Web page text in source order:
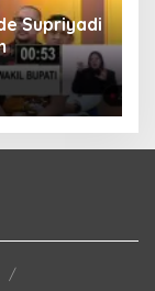
Supriyadi